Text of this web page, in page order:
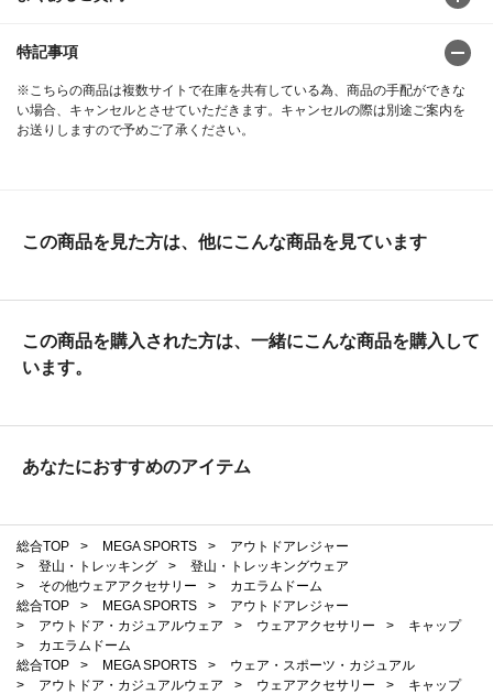
特記事項
※こちらの商品は複数サイトで在庫を共有している為、商品の手配ができな
い場合、キャンセルとさせていただきます。キャンセルの際は別途ご案内を
お送りしますので予めご了承ください。
この商品を見た方は、他にこんな商品を見ています
この商品を購入された方は、一緒にこんな商品を購入して
います。
あなたにおすすめのアイテム
総合TOP > MEGA SPORTS >
アウトドアレジャー
>
登山・トレッキング >
登山・トレッキングウェア
>
その他ウェアアクセサリー >
カエラムドーム
総合TOP
> MEGA SPORTS >
アウトドアレジャー
>
アウトドア・カジュアルウェア > ウェアアクセサリー >
キャップ
>
カエラムドーム
総合TOP
> MEGA SPORTS >
ウェア・スポーツ・カジュアル
>
アウトドア・カジュアルウェア > ウェアアクセサリー >
キャップ